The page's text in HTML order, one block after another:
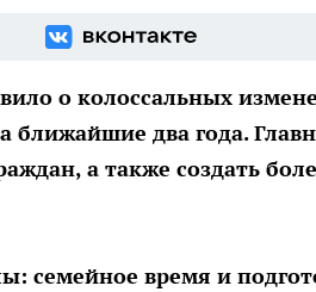
о колоссальных
два года.
а также создать
семейное время и